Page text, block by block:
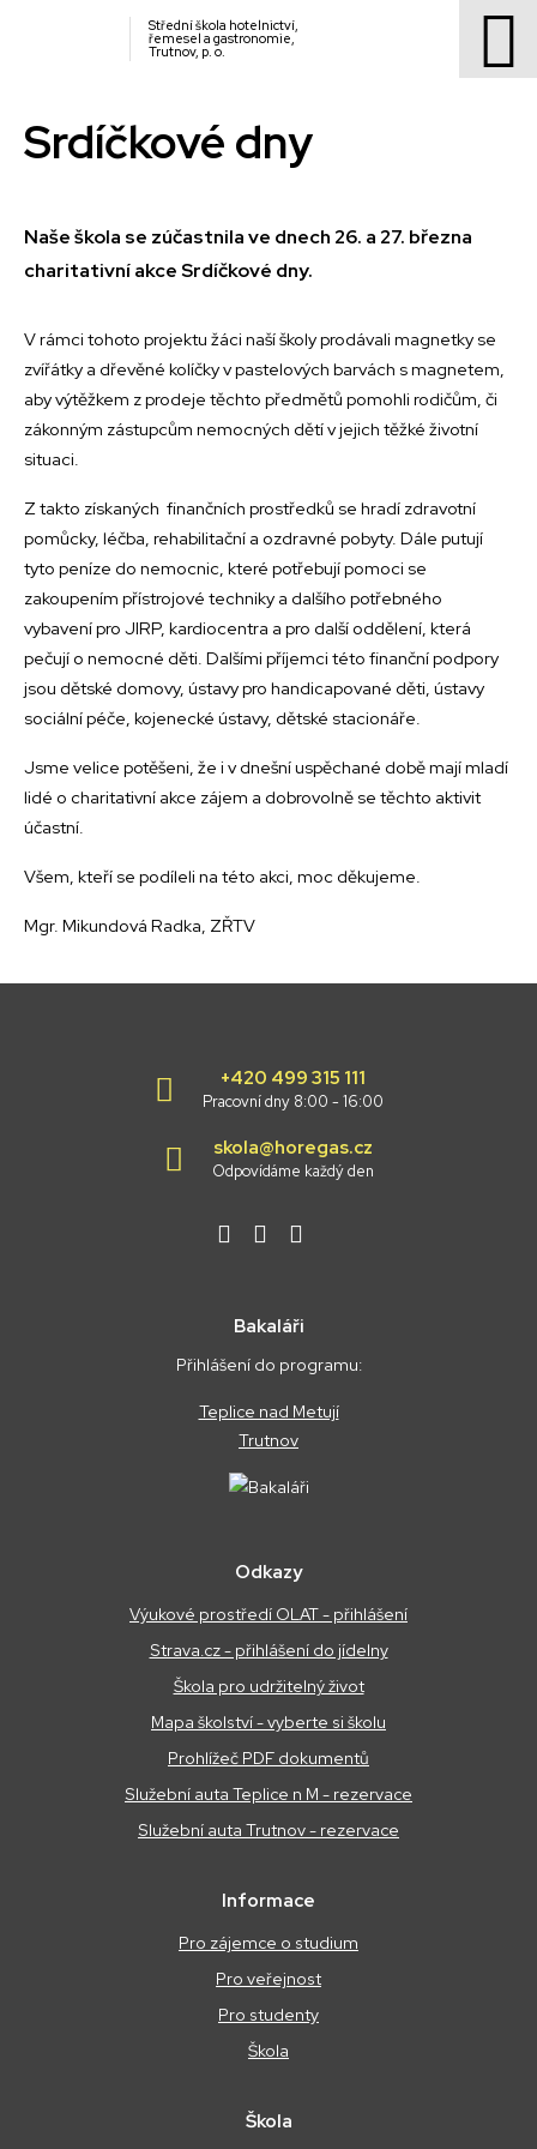
Střední škola hotelnictví,
řemesel a gastronomie,
Trutnov, p. o.
Srdíčkové dny
Naše škola se zúčastnila ve dnech 26. a 27. března
charitativní akce Srdíčkové dny.
V rámci tohoto projektu žáci naší školy prodávali magnetky se
zvířátky a dřevěné kolíčky v pastelových barvách s magnetem,
aby výtěžkem z prodeje těchto předmětů pomohli rodičům, či
zákonným zástupcům nemocných dětí v jejich těžké životní
situaci.
Z takto získaných finančních prostředků se hradí zdravotní
pomůcky, léčba, rehabilitační a ozdravné pobyty. Dále putují
tyto peníze do nemocnic, které potřebují pomoci se
zakoupením přístrojové techniky a dalšího potřebného
vybavení pro JIRP, kardiocentra a pro další oddělení, která
pečují o nemocné děti. Dalšími příjemci této finanční podpory
jsou dětské domovy, ústavy pro handicapované děti, ústavy
sociální péče, kojenecké ústavy, dětské stacionáře.
Jsme velice potěšeni, že i v dnešní uspěchané době mají mladí
lidé o charitativní akce zájem a dobrovolně se těchto aktivit
účastní.
Všem, kteří se podíleli na této akci, moc děkujeme.
Mgr. Mikundová Radka, ZŘTV
+420 499 315 111
Pracovní dny 8:00 - 16:00
skola@horegas.cz
Odpovídáme každý den
Bakaláři
Přihlášení do programu:
Teplice nad Metují
Trutnov
Odkazy
Výukové prostředí OLAT - přihlášení
Strava.cz - přihlášení do jídelny
Škola pro udržitelný život
Mapa školství - vyberte si školu
Prohlížeč PDF dokumentů
Služební auta Teplice n M - rezervace
Služební auta Trutnov - rezervace
Informace
Pro zájemce o studium
Pro veřejnost
Pro studenty
Škola
Škola